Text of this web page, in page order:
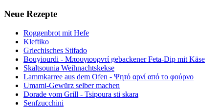
Neue Rezepte
Roggenbrot mit Hefe
Kleftiko
Griechisches Stifado
Bouyiourdi - Μπουγιουρντί gebackener Feta-Dip mit Käse
Skaltsounia Weihnachtskekse
Lammkarree aus dem Ofen - Ψητό αρνί από το φούρνο
Umami-Gewürz selber machen
Dorade vom Grill - Tsipoura sti skara
Senfzucchini